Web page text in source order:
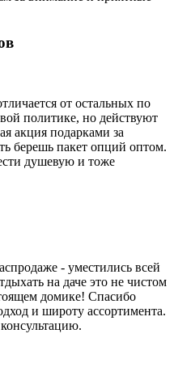
от остальных по
политике, но действуют
акция подарками за
берешь пакет опций оптом.
душевую и тоже
- уместились всей
на даче это не чистом
домике! Спасибо
и широту ассортимента.